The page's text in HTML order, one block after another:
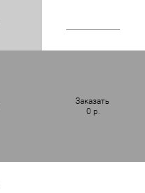
Заказать
0 р.